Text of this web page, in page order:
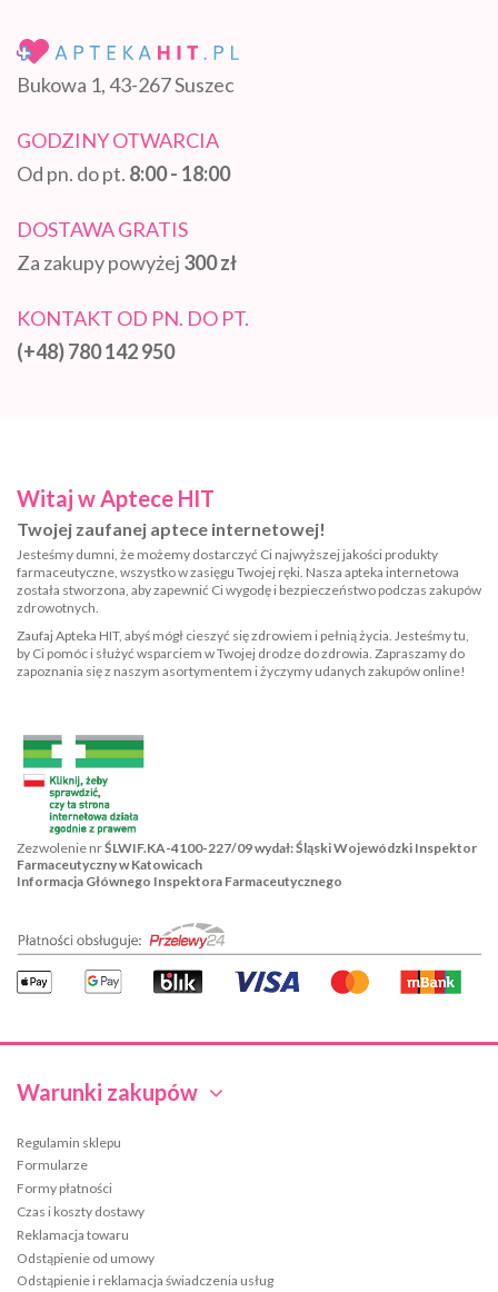
Bukowa 1, 43-267 Suszec
GODZINY OTWARCIA
Od pn. do pt. 8:00 - 18:00
DOSTAWA GRATIS
Za zakupy powyżej 300 zł
KONTAKT OD PN. DO PT.
(+48) 780 142 950
Warunki zakupów
Regulamin sklepu
Formularze
Formy płatności
Czas i koszty dostawy
Reklamacja towaru
Odstąpienie od umowy
Odstąpienie i reklamacja świadczenia usług
Witaj w Aptece HIT
Twojej zaufanej aptece internetowej!
Jesteśmy dumni, że możemy dostarczyć Ci najwyższej jakości produkty
farmaceutyczne, wszystko w zasięgu Twojej ręki. Nasza apteka internetowa
została stworzona, aby zapewnić Ci wygodę i bezpieczeństwo podczas zakupów
zdrowotnych.
Zaufaj Apteka HIT, abyś mógł cieszyć się zdrowiem i pełnią życia. Jesteśmy tu,
by Ci pomóc i służyć wsparciem w Twojej drodze do zdrowia. Zapraszamy do
zapoznania się z naszym asortymentem i życzymy udanych zakupów online!
Zezwolenie nrŚLWIF.KA-4100-227/09 wydał: Śląski Wojewódzki Inspektor
Farmaceutyczny w Katowicach
Informacja Głównego Inspektora Farmaceutycznego